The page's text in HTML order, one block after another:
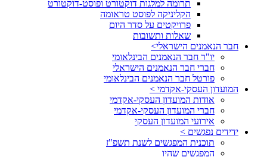
תרומה למלגות דוקטורט ופוסט-דוקטורט
הקליניקה לפוסט טראומה
פרויקטים על סדר היום
שאלות ותשובות
חבר הנאמנים הישראלי>
יו"ר חבר הנאמנים הבינלאומי
חברי חבר הנאמנים הישראלי
פורטל חבר הנאמנים הבינלאומי
המועדון העסקי-אקדמי >
אודות המועדון העסקי-אקדמי
חברי המועדון העסקי-אקדמי
אירועי המועדון העסקי
ידידים נפגשים >
תוכנית המפגשים לשנת תשפ"ז
המפגשים שהיו